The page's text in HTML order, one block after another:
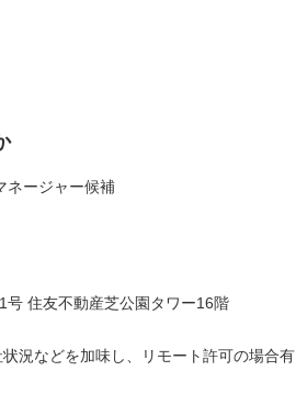
ネージャー候補
住友不動産芝公園タワー16階
況などを加味し、リモート許可の場合有